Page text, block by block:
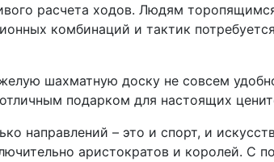
расчета ходов. Людям
комбинаций и тактик
шахматную доску не совсем
подарком для настоящих
направлений – это и спорт, и
аристократов и королей.